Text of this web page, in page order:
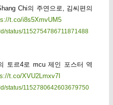
Chi의 주연으로, 김씨편의
t.co/i8s5XmvUM5
status/1152754786711871488
토르4로 mcu 제인 포스터 역
t.co/XVU2Lmxv7I
status/1152780642603679750